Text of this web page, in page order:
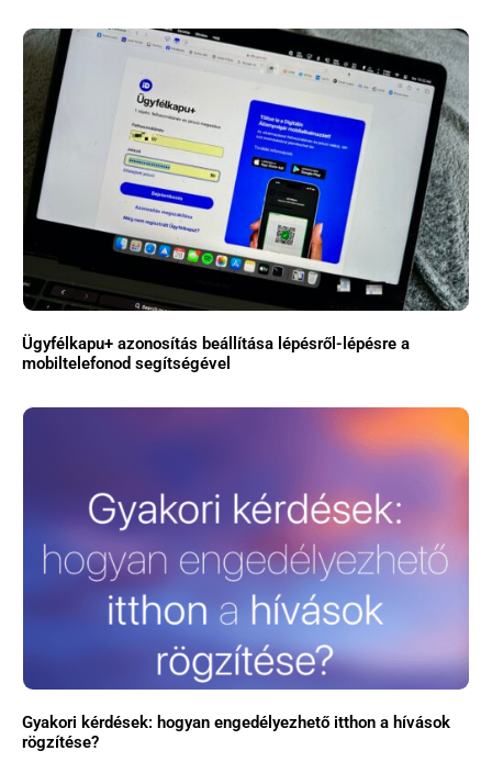
Ügyfélkapu+ azonosítás beállítása lépésről-lépésre a
mobiltelefonod segítségével
Gyakori kérdések: hogyan engedélyezhető itthon a hívások
rögzítése?